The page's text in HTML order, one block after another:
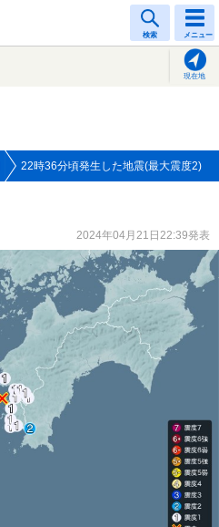
検索 メニュー
現在地
22時36分頃発生した地震(最大震度2)
2024年04月21日22:39発表